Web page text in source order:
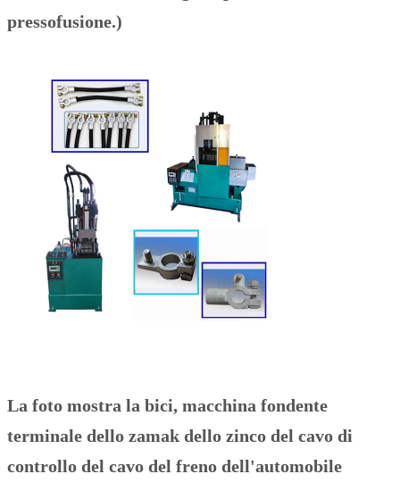
pressofusione.)
La foto mostra la bici, macchina fondente
terminale dello zamak dello zinco del cavo di
controllo del cavo del freno dell'automobile